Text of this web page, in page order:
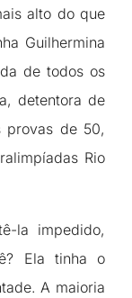
alto do que
Guilhermina
de todos os
detentora de
provas de 50,
Rio
la impedido,
Ela tinha o
A maioria